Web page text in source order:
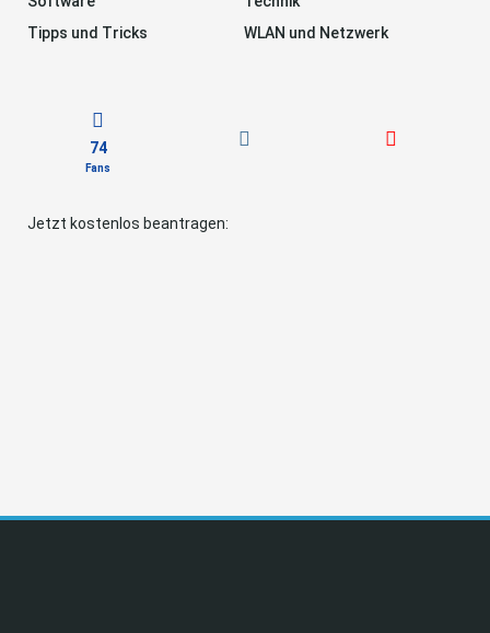
Tipps und Tricks
WLAN und Netzwerk
74
Fans
Jetzt kostenlos beantragen: